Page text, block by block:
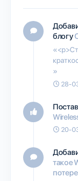
блогу
»
28-
20-
такое